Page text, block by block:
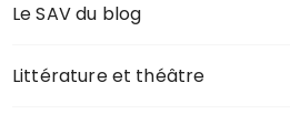
Le SAV du blog
Littérature et théâtre